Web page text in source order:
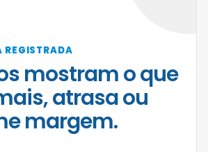
REGISTRADA
mostram o que
atrasa ou
margem.